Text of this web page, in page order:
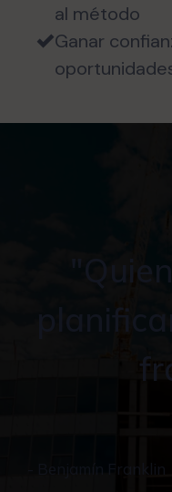
al método
Ganar
- Benjamín Franklin